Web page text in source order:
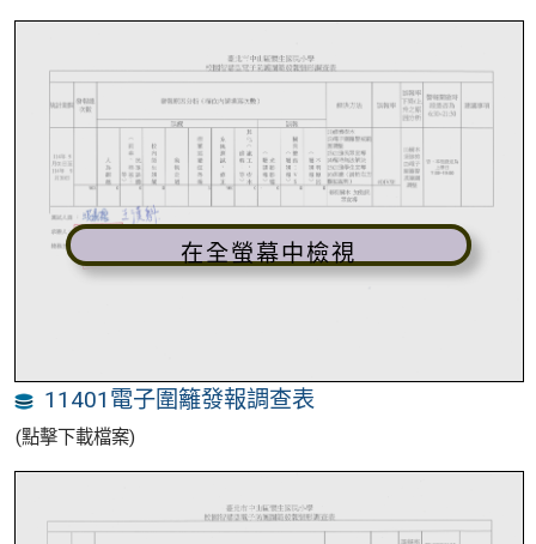
在全螢幕中檢視
11401電子圍籬發報調查表
(點擊下載檔案)